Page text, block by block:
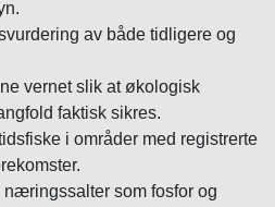
av både tidligere og
vernet slik at økologisk
faktisk sikres.
i områder med registrerte
som fosfor og